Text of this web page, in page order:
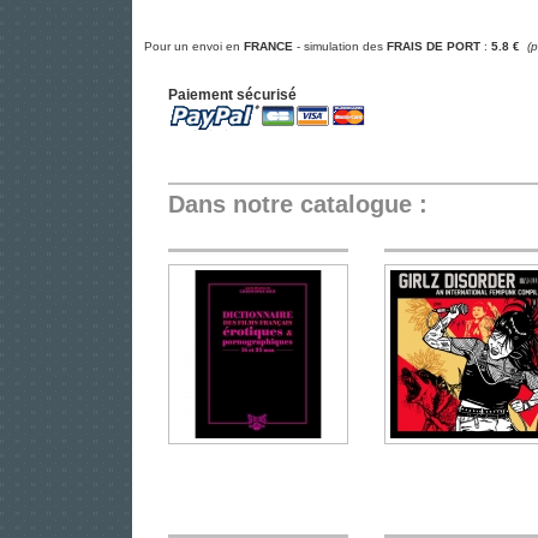
Pour un envoi en FRANCE - simulation des FRAIS DE PORT : 5.8 €
Paiement sécurisé
Dans notre catalogue :